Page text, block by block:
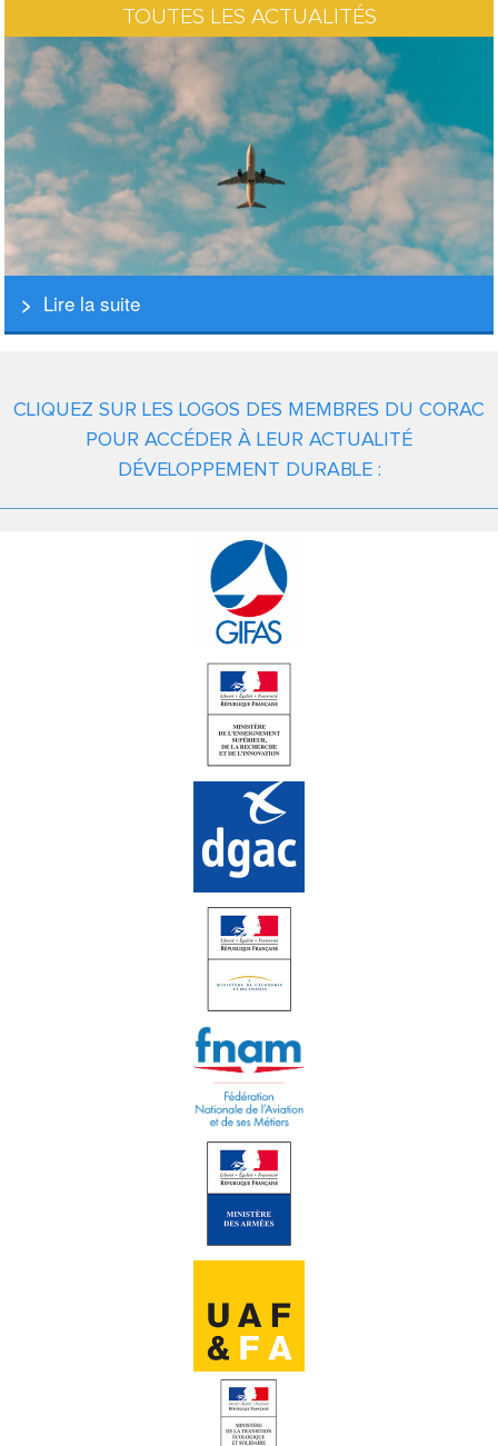
TOUTES LES ACTUALITÉS
Lire la suite
CLIQUEZ SUR LES LOGOS DES MEMBRES DU CORAC
POUR ACCÉDER À LEUR ACTUALITÉ
DÉVELOPPEMENT DURABLE :